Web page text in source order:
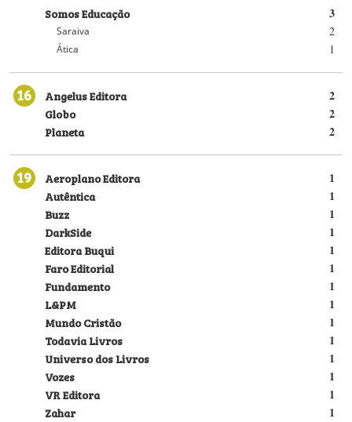
3
Somos Educação
2
Saraiva
1
Ática
16 2
Angelus Editora
2
Globo
2
Planeta
19 1
Aeroplano Editora
1
Autêntica
1
Buzz
1
DarkSide
1
Editora Buqui
1
Faro Editorial
1
Fundamento
1
L&PM
1
Mundo Cristão
1
Todavia Livros
1
Universo dos Livros
1
Vozes
1
VR Editora
1
Zahar